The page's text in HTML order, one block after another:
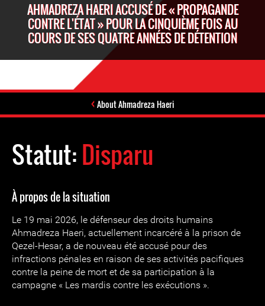
AHMADREZA HAERI ACCUSÉ DE « PROPAGANDE
CONTRE L'ÉTAT » POUR LA CINQUIÈME FOIS AU
COURS DE SES QUATRE ANNÉES DE DÉTENTION
About Ahmadreza Haeri
Statut:Disparu
À propos de la situation
Le 19 mai 2026, le défenseur des droits humains
Ahmadreza Haeri, actuellement incarcéré à la prison de
Qezel-Hesar, a de nouveau été accusé pour des
infractions pénales en raison de ses activités pacifiques
contre la peine de mort et de sa participation à la
campagne « Les mardis contre les exécutions ».